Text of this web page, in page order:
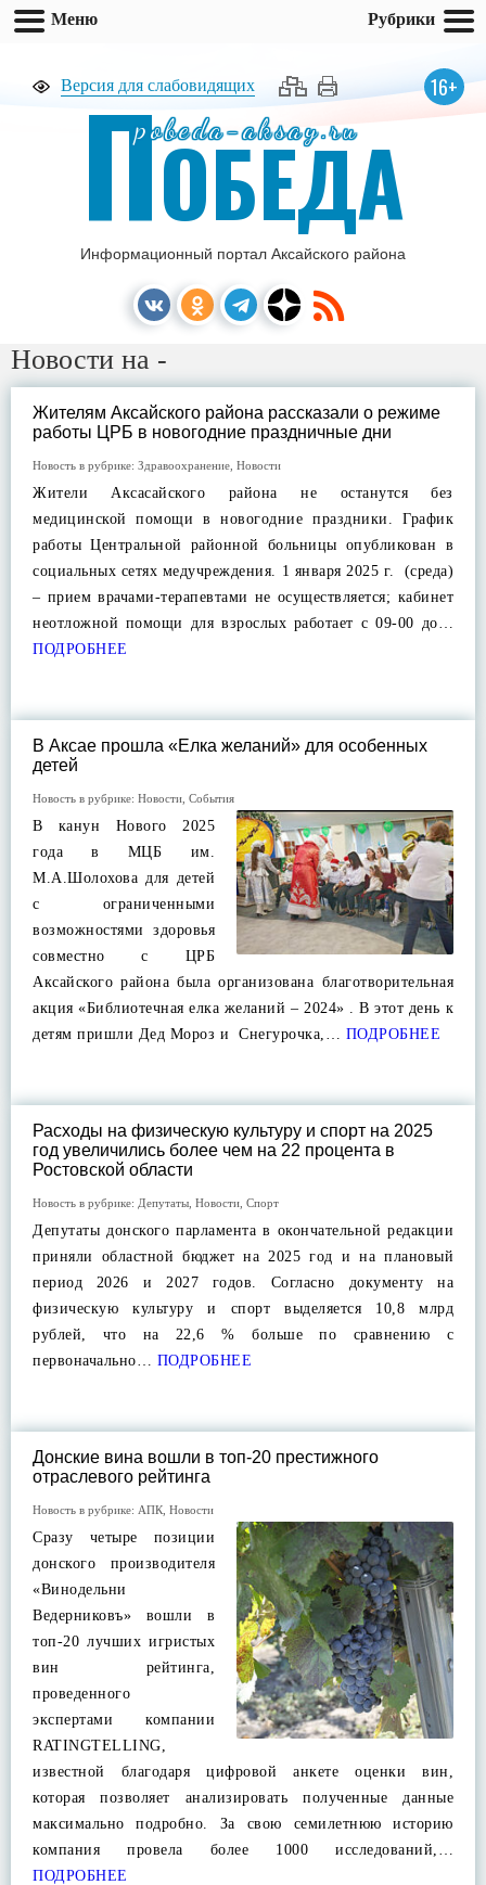
Версия для слабовидящих 16+
pobeda-aksay.ru
ПОБЕДА
Информационный портал Аксайского района
Новости на -
Жителям Аксайского района рассказали о режиме
работы ЦРБ в новогодние праздничные дни
Новость в рубрике: Здравоохранение Новости
Жители Аксасайского района не останутся без
медицинской помощи в новогодние праздники. График
работы Центральной районной больницы опубликован в
социальных сетях медучреждения. 1 января 2025 г. (среда)
– прием врачами-терапевтами не осуществляется; кабинет
неотложной помощи для взрослых работает с 09-00 до…
ПОДРОБНЕЕ
В Аксае прошла «Елка желаний» для особенных
детей
Новость в рубрике: Новости События
В канун Нового 2025
года в МЦБ им.
М.А.Шолохова для детей
с ограниченными
возможностями здоровья
совместно с ЦРБ
Аксайского района была организована благотворительная
акция «Библиотечная елка желаний – 2024» . В этот день к
детям пришли Дед Мороз и Снегурочка,… ПОДРОБНЕЕ
Расходы на физическую культуру и спорт на 2025
год увеличились более чем на 22 процента в
Ростовской области
Новость в рубрике: Депутаты Новости Спорт
Депутаты донского парламента в окончательной редакции
приняли областной бюджет на 2025 год и на плановый
период 2026 и 2027 годов. Согласно документу на
физическую культуру и спорт выделяется 10,8 млрд
рублей, что на 22,6 % больше по сравнению с
первоначально… ПОДРОБНЕЕ
Донские вина вошли в топ-20 престижного
отраслевого рейтинга
Новость в рубрике: АПК Новости
Сразу четыре позиции
донского производителя
«Винодельни
Ведерниковъ» вошли в
топ-20 лучших игристых
вин рейтинга,
проведенного
экспертами компании
RATINGTELLING,
известной благодаря цифровой анкете оценки вин,
которая позволяет анализировать полученные данные
максимально подробно. За свою семилетнюю историю
компания провела более 1000 исследований,…
ПОДРОБНЕЕ
Меню Рубрики